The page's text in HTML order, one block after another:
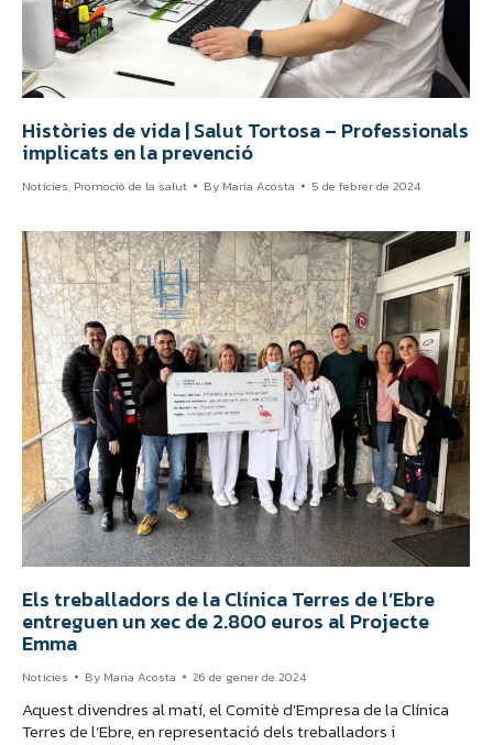
Històries de vida | Salut Tortosa – Professionals
implicats en la prevenció
Notícies, Promoció de la salut By Maria Acosta 5 de febrer de 2024
Els treballadors de la Clínica Terres de l’Ebre
entreguen un xec de 2.800 euros al Projecte
Emma
Notícies By Maria Acosta 26 de gener de 2024
Aquest divendres al matí, el Comitè d’Empresa de la Clínica
Terres de l’Ebre, en representació dels treballadors i